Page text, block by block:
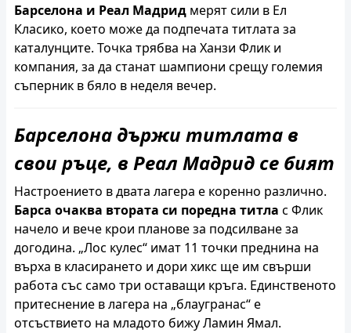
Барселона и Реал Мадрид мерят сили в Ел
Класико, което може да подпечата титлата за
каталунците. Точка трябва на Ханзи Флик и
компания, за да станат шампиони срещу големия
съперник в бяло в неделя вечер.
Барселона държи титлата в
свои ръце, в Реал Мадрид се бият
Настроението в двата лагера е коренно различно.
Барса очаква втората си поредна титла с Флик
начело и вече крои планове за подсилване за
догодина. „Лос кулес“ имат 11 точки преднина на
върха в класирането и дори хикс ще им свърши
работа със само три оставащи кръга. Единственото
притеснение в лагера на „блаугранас“ е
отсъствието на младото бижу Ламин Ямал.